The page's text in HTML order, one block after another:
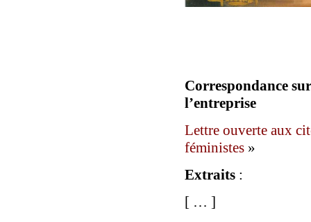
Correspondance
l’entreprise
Lettre ouverte aux
féministes »
Extraits :
[ … ]